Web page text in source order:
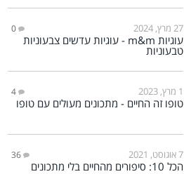
27 מרץ, 2024 0
עוגיות m&m - עוגיות עדשים צבעוניות
טבעוניות
1 מרץ, 2023 4
טופו זה החיים - מתכונים מעולים עם טופו
7 אוגוסט, 2021 36
הכל 10: סיפורים מהחיים בלי מתכונים